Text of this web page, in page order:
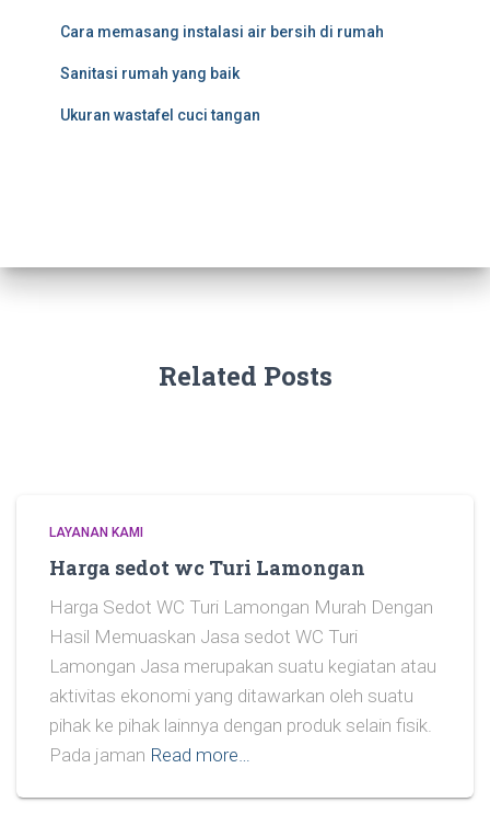
Cara memasang instalasi air bersih di rumah
Sanitasi rumah yang baik
Ukuran wastafel cuci tangan
Related Posts
LAYANAN KAMI
Harga sedot wc Turi Lamongan
Harga Sedot WC Turi Lamongan Murah Dengan
Hasil Memuaskan Jasa sedot WC Turi
Lamongan Jasa merupakan suatu kegiatan atau
aktivitas ekonomi yang ditawarkan oleh suatu
pihak ke pihak lainnya dengan produk selain fisik.
Pada jaman Read more…